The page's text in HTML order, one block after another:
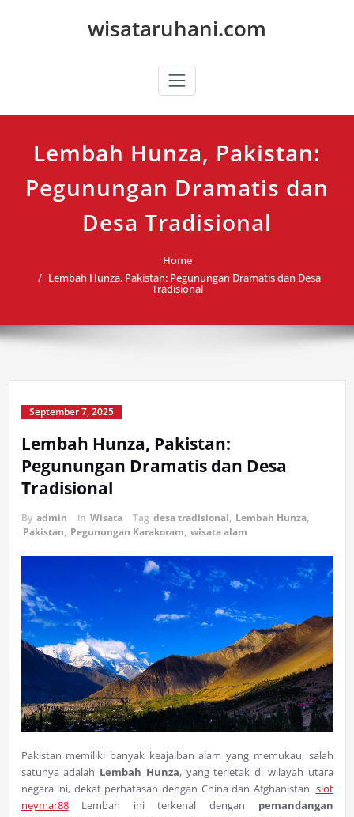
wisataruhani.com
Lembah Hunza, Pakistan:
Pegunungan Dramatis dan
Desa Tradisional
Home
Lembah Hunza, Pakistan: Pegunungan Dramatis dan Desa
Tradisional
September 7, 2025
Lembah Hunza, Pakistan:
Pegunungan Dramatis dan Desa
Tradisional
By admin in Wisata Tag desa tradisional, Lembah Hunza,
Pakistan, Pegunungan Karakoram, wisata alam
Pakistan memiliki banyak keajaiban alam yang memukau, salah
satunya adalah Lembah Hunza, yang terletak di wilayah utara
negara ini, dekat perbatasan dengan China dan Afghanistan. slot
neymar88Lembah ini terkenal dengan pemandangan